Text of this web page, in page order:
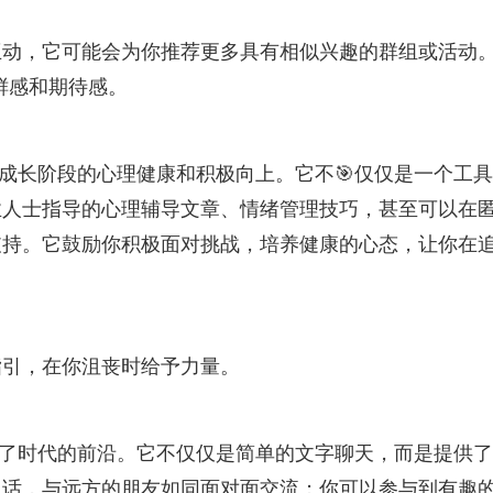
，它可能会为你推荐更多具有相似兴趣的群组或活动
和期待感。
长阶段的心理健康和积极向上。它不🎯仅仅是一个工具
士指导的心理辅导文章、情绪管理技巧，甚至可以在
。它鼓励你积极面对挑战，培养健康的心态，让你在
，在你沮丧时给予力量。
时代的前沿。它不仅仅是简单的文字聊天，而是提供
，与远方的朋友如同面对面交流；你可以参与到有趣